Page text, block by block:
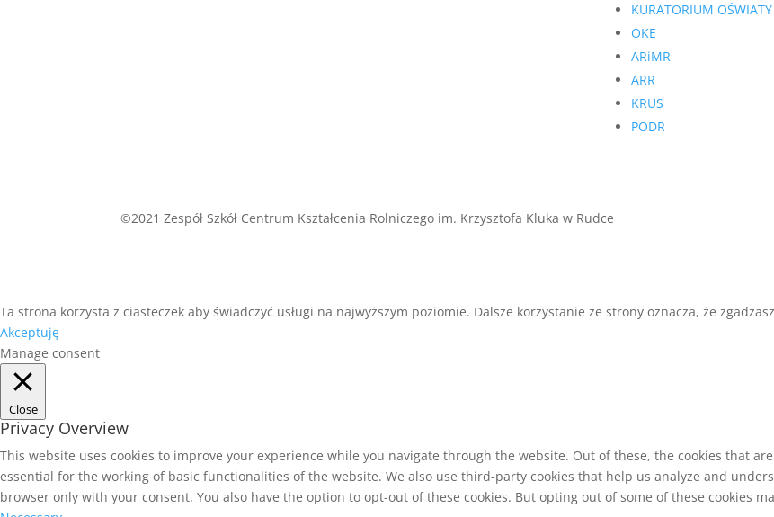
KURATORIUM OŚWIATY
OKE
ARiMR
ARR
KRUS
PODR
©2021 Zespół Szkół Centrum Kształcenia Rolniczego im. Krzysztofa Kluka w Rudce
Ta strona korzysta z ciasteczek aby świadczyć usługi na najwyższym poziomie. Dalsze korzystanie ze strony oznacza, że
Akceptuję
Manage consent
Close
Privacy Overview
This website uses cookies to improve your experience while you navigate through the website. Out of these, the cookies that
essential for the working of basic functionalities of the website. We also use third-party cookies that help us analyze and
browser only with your consent. You also have the option to opt-out of these cookies. But opting out of some of these cookies